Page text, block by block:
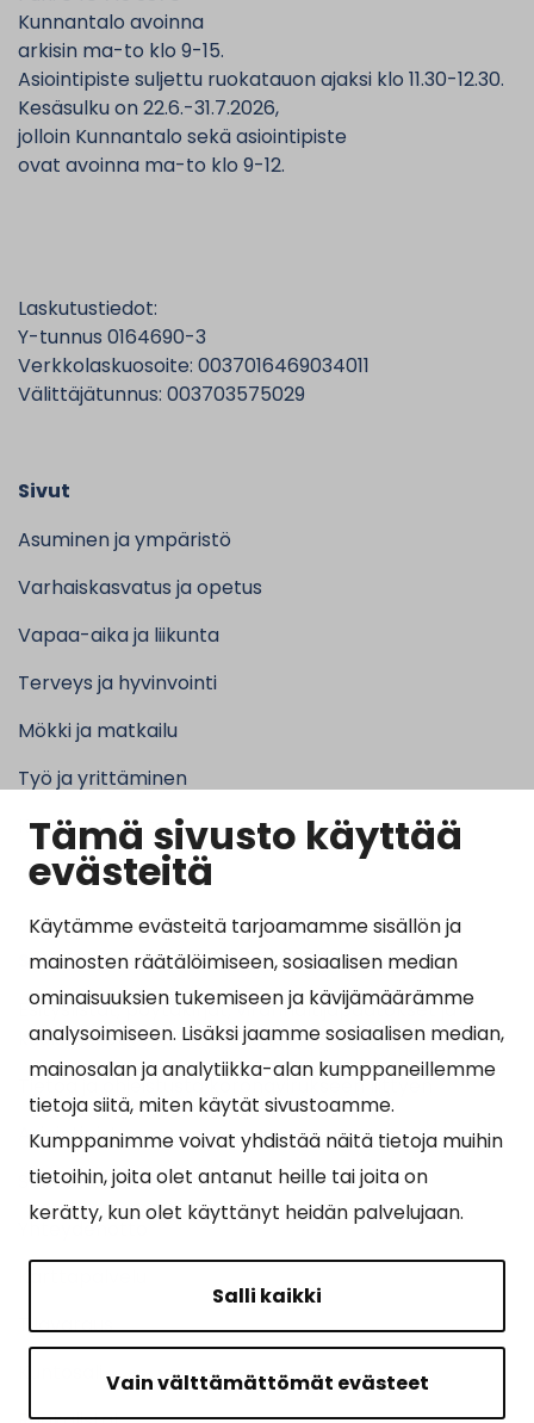
Tämä sivusto käyttää
evästeitä
Käytämme evästeitä tarjoamamme sisällön ja
mainosten räätälöimiseen, sosiaalisen median
ominaisuuksien tukemiseen ja kävijämäärämme
analysoimiseen. Lisäksi jaamme sosiaalisen median,
mainosalan ja analytiikka-alan kumppaneillemme
tietoja siitä, miten käytät sivustoamme.
Kumppanimme voivat yhdistää näitä tietoja muihin
tietoihin, joita olet antanut heille tai joita on
kerätty, kun olet käyttänyt heidän palvelujaan.
Salli kaikki
Vain välttämättömät evästeet
Kunnantalo avoinna
arkisin ma-to klo 9-15.
Asiointipiste suljettu ruokatauon ajaksi klo 11.30-12.30.
Kesäsulku on 22.6.-31.7.2026,
jolloin Kunnantalo sekä asiointipiste
ovat avoinna ma-to klo 9-12.
Laskutustiedot:
Y-tunnus 0164690-3
Verkkolaskuosoite: 0037016469034011
Välittäjätunnus: 003703575029
Sivut
Asuminen ja ympäristö
Varhaiskasvatus ja opetus
Vapaa-aika ja liikunta
Terveys ja hyvinvointi
Mökki ja matkailu
Työ ja yrittäminen
Kunta ja hallinto
Suosituimmat sivut
Esityslistat, pöytäkirjat, viranhaltijapäätökset ja
kuulutukset
Tietoa ja ohjeistusta koronavirukseen liittyen
Asiointipiste
Sähköinen asiointi
Yhteydenotto
Tilavaraus